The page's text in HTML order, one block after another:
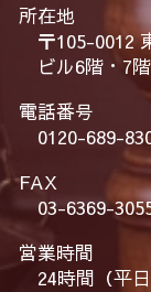
所在地
〒105-0012
ビル6階・7階
電話番号
0120-689-
FAX
03-6369-
営業時間
24時間（平